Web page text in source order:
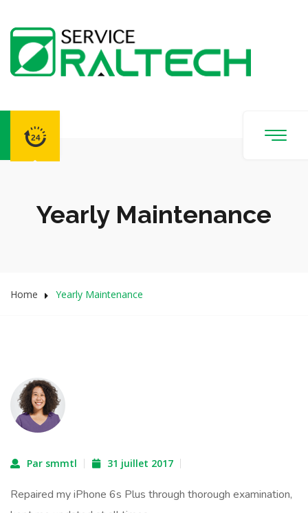
Yearly Maintenance
Home Yearly Maintenance
Par smmtl 31 juillet 2017
Repaired my iPhone 6s Plus through thorough examination,